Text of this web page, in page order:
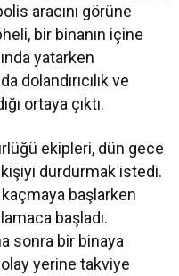
aracını görüne
bir binanın içine
yatarken
dolandırıcılık ve
ortaya çıktı.
ekipleri, dün gece
durdurmak istedi.
başlarken
başladı.
sonra bir binaya
yerine takviye